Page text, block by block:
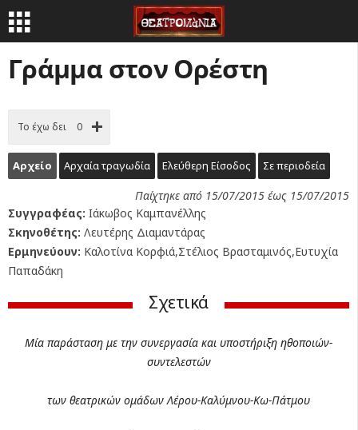
Γράμμα στον Ορέστη
Το έχω δει 0
Αρχείο Αρχαία τραγωδία Ελεύθερη Είσοδος Σε περιοδεία
Παίχτηκε από 15/07/2015 έως 15/07/2015
Συγγραφέας: Ιάκωβος Καμπανέλλης
Σκηνοθέτης: Λευτέρης Διαμαντάρας
Ερμηνεύουν: Καλοτίνα Κορφιά,Στέλιος Βρασταμινός,Ευτυχία
Παπαδάκη
Σχετικά
Μία παράσταση με την συνεργασία και υποστήριξη ηθοποιών-
συντελεστών
των θεατρικών ομάδων Λέρου-Καλύμνου-Κω-Πάτμου